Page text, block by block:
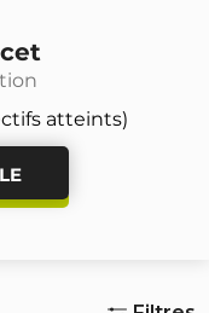
atteints)